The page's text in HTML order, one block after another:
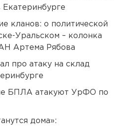
кланов: о политической
Уральском – колонка
Артема Рябова
про атаку на склад
БПЛА атакуют УрФО по
дома»: